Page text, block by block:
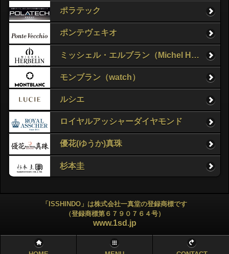
ポラテック
ポンテヴェキオ
ミッシェル・エルブラン（Michel Herbelin）
モンブラン（watch）
ルシエ
ロイヤルアッシャーダイヤモンド
優花(ゆうか)真珠
杉本圭
「ISSHINDO」は株式会社一真堂の登録商標です
（登録商標第６７９０７６４号）
www.1sd.jp